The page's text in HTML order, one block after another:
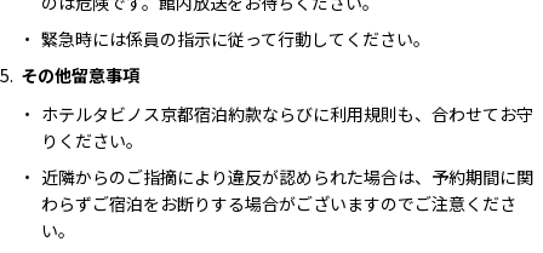
緊急時には係員の指示に従って行動してください。
その他留意事項
ホテルタビノス京都宿泊約款ならびに利用規則も、合わせてお守
りください。
近隣からのご指摘により違反が認められた場合は、予約期間に関
わらずご宿泊をお断りする場合がございますのでご注意くださ
い。